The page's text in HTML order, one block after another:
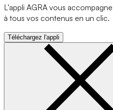
L'appli AGRA vous
à tous vos contenus en un clic.
Téléchargez l'appli